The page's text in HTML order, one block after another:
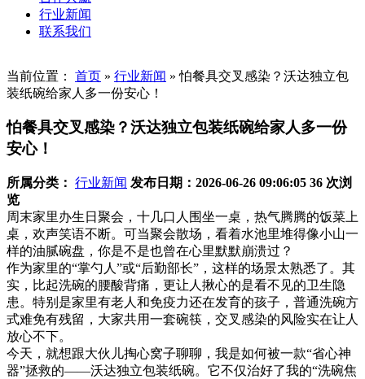
行业新闻
联系我们
当前位置： 首页 » 行业新闻 » 怕餐具交叉感染？沃达独立包
装纸碗给家人多一份安心！
怕餐具交叉感染？沃达独立包装纸碗给家人多一份
安心！
所属分类： 行业新闻 发布日期：2026-06-26 09:06:05 36 次浏
览
周末家里办生日聚会，十几口人围坐一桌，热气腾腾的饭菜上
桌，欢声笑语不断。可当聚会散场，看着水池里堆得像小山一
样的油腻碗盘，你是不是也曾在心里默默崩溃过？
作为家里的“掌勺人”或“后勤部长”，这样的场景太熟悉了。其
实，比起洗碗的腰酸背痛，更让人揪心的是看不见的卫生隐
患。特别是家里有老人和免疫力还在发育的孩子，普通洗碗方
式难免有残留，大家共用一套碗筷，交叉感染的风险实在让人
放心不下。
今天，就想跟大伙儿掏心窝子聊聊，我是如何被一款“省心神
器”拯救的——沃达独立包装纸碗。它不仅治好了我的“洗碗焦